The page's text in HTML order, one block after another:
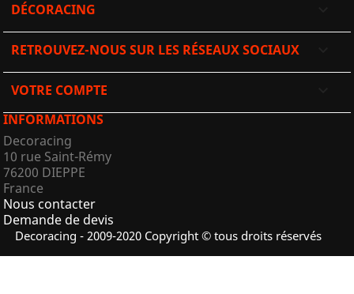
DÉCORACING
RETROUVEZ-NOUS SUR LES RÉSEAUX SOCIAUX
VOTRE COMPTE
INFORMATIONS
Decoracing
10 rue Saint-Rémy
76200 DIEPPE
France
Nous contacter
Demande de devis
Decoracing - 2009-2020 Copyright © tous droits réservés